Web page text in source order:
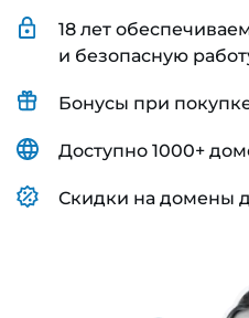
18 лет
и безопасную
Бонусы при
Доступно 1000+
Скидки на домены